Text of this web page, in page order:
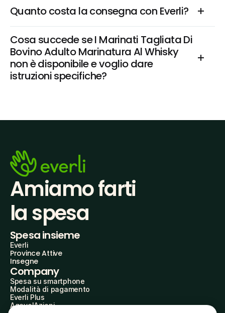
Quanto costa la consegna con Everli?
Cosa succede se I Marinati Tagliata Di
Bovino Adulto Marinatura Al Whisky
non è disponibile e voglio dare
istruzioni specifiche?
Amiamo farti
la spesa
Spesa insieme
Everli
Province Attive
Insegne
Company
Spesa su smartphone
Modalità di pagamento
Everli Plus
AgevolAzioni